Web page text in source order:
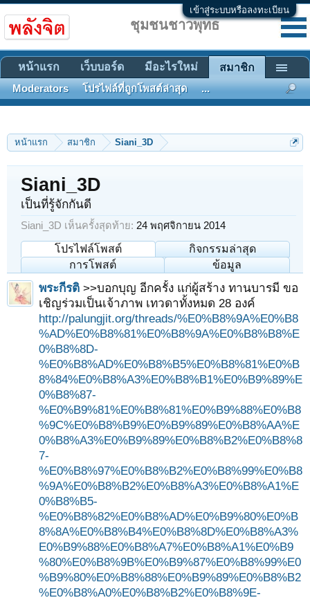
เข้าสู่ระบบหรือลงทะเบียน
หน้าแรก สมาชิก Siani_3D
Siani_3D
เป็นที่รู้จักกันดี
Siani_3D เห็นครั้งสุดท้าย: 24 พฤศจิกายน 2014
โปรไฟล์โพสต์
กิจกรรมล่าสุด
การโพสต์
ข้อมูล
พระกีรติ >>บอกบุญ อีกครั้ง แก่ผู้สร้าง ทานบารมี ขอ
เชิญร่วมเป็นเจ้าภาพ เทวดาทั้งหมด 28 องค์
http://palungjit.org/threads/%E0%B8%9A%E0%B8
%AD%E0%B8%81%E0%B8%9A%E0%B8%B8%E
0%B8%8D-
%E0%B8%AD%E0%B8%B5%E0%B8%81%E0%B
8%84%E0%B8%A3%E0%B8%B1%E0%B9%89%E
0%B8%87-
%E0%B9%81%E0%B8%81%E0%B9%88%E0%B8
%9C%E0%B8%B9%E0%B9%89%E0%B8%AA%E
0%B8%A3%E0%B9%89%E0%B8%B2%E0%B8%8
7-
%E0%B8%97%E0%B8%B2%E0%B8%99%E0%B8
%9A%E0%B8%B2%E0%B8%A3%E0%B8%A1%E
0%B8%B5-
%E0%B8%82%E0%B8%AD%E0%B9%80%E0%B
8%8A%E0%B8%B4%E0%B8%8D%E0%B8%A3%
E0%B9%88%E0%B8%A7%E0%B8%A1%E0%B9
%80%E0%B8%9B%E0%B9%87%E0%B8%99%E0
%B9%80%E0%B8%88%E0%B9%89%E0%B8%B2
%E0%B8%A0%E0%B8%B2%E0%B8%9E-
ชุมชนชาวพุทธ
หน้าแรก เว็บบอร์ด มีอะไรใหม่ สมาชิก
Moderators โปรไฟล์ที่ถูกโพสต์ล่าสุด ...